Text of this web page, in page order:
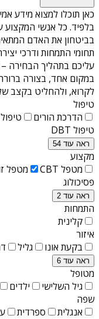
כאן תוכלו למצוא מידע
בלפיד. כל אנשי המקצוע
בביטחון את האדם
תחומי התמחות ודרכי
עליכם בתהליך הבחירה
במקום אחד, בצורה
לקרוא, ולהחליט בקצב
טיפול
הדרכת הורים
טיפול ACT
טיפול DBT
ראה עוד 54
מקצוע
מטפל CBT
מטפל
פסיכולוג
ראה עוד 2
התמחות
קלינית
איזור
בקעת אונו
גליל
ראה עוד 6
מטופל
גיל השלישי
ילדים
שפה
אנגלית
ספרדית